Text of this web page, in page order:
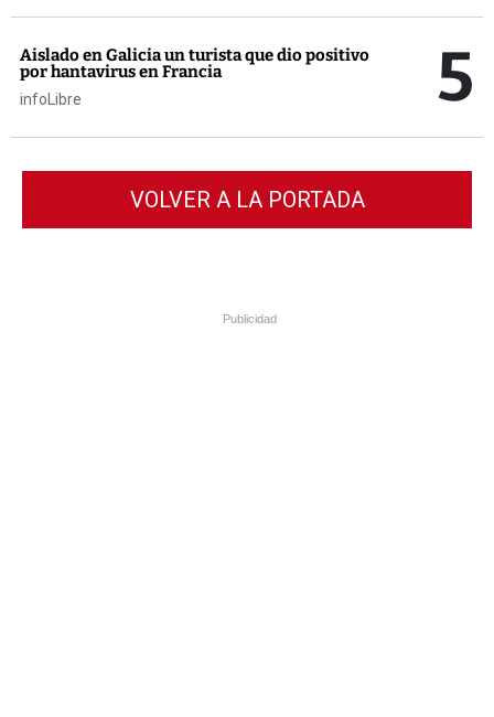
Aislado en Galicia un turista que dio positivo
por hantavirus en Francia
infoLibre 5
VOLVER A LA PORTADA
Publicidad